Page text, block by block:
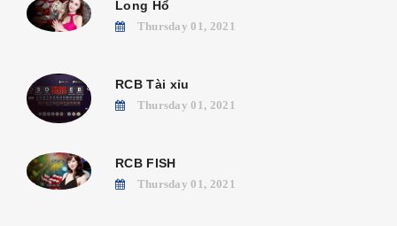
Long Hổ
Thursday 01, 2021
RCB Tài xỉu
Thursday 01, 2021
RCB FISH
Thursday 01, 2021